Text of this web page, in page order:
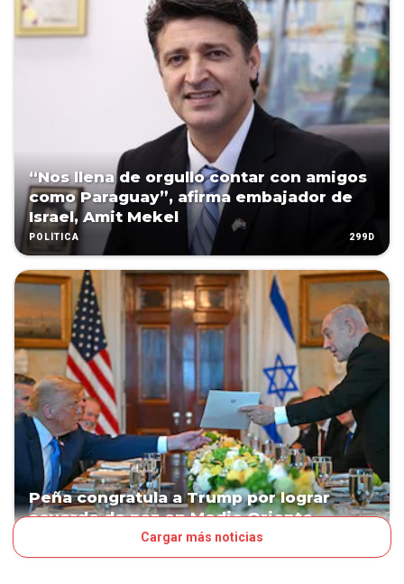
“Nos llena de orgullo contar con amigos
como Paraguay”, afirma embajador de
Israel, Amit Mekel
POLÍTICA 299D
Peña congratula a Trump por lograr
acuerdo de paz en Medio Oriente
Cargar más noticias